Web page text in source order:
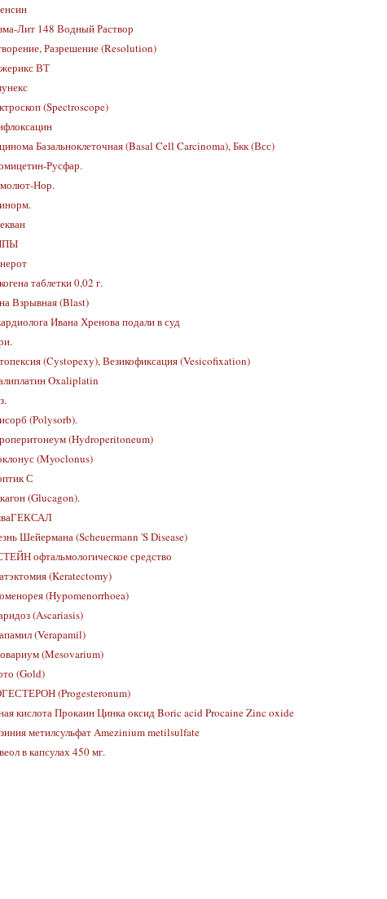
Лит 148 Водный Раствор
Разрешение (Resolution)
ВТ
(Spectroscope)
Базальноклеточная (Basal Cell Carcinoma), Бкк (Всс)
Русфар.
Нор.
таблетки 0,02 г.
Взрывная (Blast)
Ивана Хренова подали в суд
(Cystopexy), Везикофиксация (Vesicofixation)
Oxaliplatin
(Polysorb).
(Hydroperitoneum)
(Myoclonus)
С
(Glucagon).
Шейермана (Scheuermann 'S Disease)
офтальмологическое средство
(Keratectomy)
(Hypomenorrhoea)
(Ascariasis)
(Verapamil)
(Mesovarium)
(Gold)
(Progesteronum)
кислота Прокаин Цинка оксид Boric acid Procaine Zinc oxide
метилсульфат Amezinium metilsulfate
в капсулах 450 мг.